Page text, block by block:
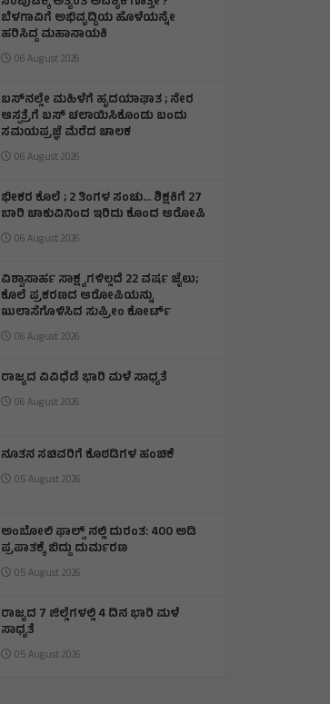
ಬೆಳಗಾವಿಗೆ ಅಭಿವೃದ್ಧಿಯ ಹೊಳೆಯನ್ನೇ
ಹರಿಸಿದ್ದ ಮಹಾನಾಯಕಿ
06 August 2026
ಬಸ್‌ನಲ್ಲೇ ಮಹಿಳೆಗೆ ಹೃದಯಾಘಾತ ; ನೇರ
ಆಸ್ಪತ್ರೆಗೆ ಬಸ್‌ ಚಲಾಯಿಸಿಕೊಂಡು ಬಂದು
ಸಮಯಪ್ರಜ್ಞೆ ಮೆರೆದ ಚಾಲಕ
06 August 2026
ಭೀಕರ ಕೊಲೆ ; 2 ತಿಂಗಳ ಸಂಚು… ಶಿಕ್ಷಕಿಗೆ 27
ಬಾರಿ ಚಾಕುವಿನಿಂದ ಇರಿದು ಕೊಂದ ಆರೋಪಿ
06 August 2026
ವಿಶ್ವಾಸಾರ್ಹ ಸಾಕ್ಷ್ಯಗಳಿಲ್ಲದೆ 22 ವರ್ಷ ಜೈಲು;
ಕೊಲೆ ಪ್ರಕರಣದ ಆರೋಪಿಯನ್ನು
ಖುಲಾಸೆಗೊಳಿಸಿದ ಸುಪ್ರೀಂ ಕೋರ್ಟ್
06 August 2026
ರಾಜ್ಯದ ವಿವಿಧೆಡೆ ಭಾರಿ ಮಳೆ ಸಾಧ್ಯತೆ
06 August 2026
ನೂತನ ಸಚಿವರಿಗೆ ಕೊಠಡಿಗಳ ಹಂಚಿಕೆ
05 August 2026
ಅಂಬೋಲಿ ಫಾಲ್ಸ್ ನಲ್ಲಿ ದುರಂತ: 400 ಅಡಿ
ಪ್ರಪಾತಕ್ಕೆ ಬಿದ್ದು ದುರ್ಮರಣ
05 August 2026
ರಾಜ್ಯದ 7 ಜಿಲ್ಲೆಗಳಲ್ಲಿ 4 ದಿನ ಭಾರಿ ಮಳೆ
ಸಾಧ್ಯತೆ
05 August 2026